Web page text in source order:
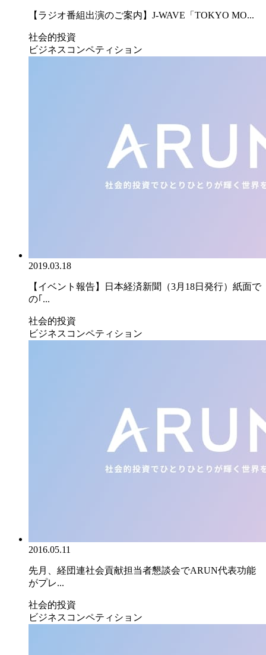
【ラジオ番組出演のご案内】J-WAVE「TOKYO MO...
社会的投資
ビジネスコンペティション
2019.03.18
【イベント報告】日本経済新聞（3月18日発行）紙面で
の｢...
社会的投資
ビジネスコンペティション
2016.05.11
先月、経団連社会貢献担当者懇談会でARUN代表功能
がプレ...
社会的投資
ビジネスコンペティション